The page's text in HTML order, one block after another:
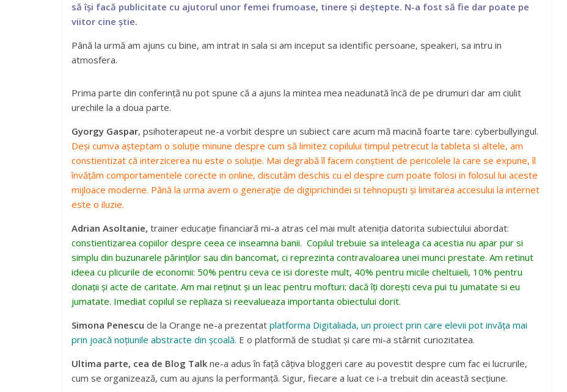
să își facă publicitate cu ajutorul unor femei frumoase, tinere și deștepte. N-a fost să fie dar poate pe
viitor cine știe.
Până la urmă am ajuns cu bine, am intrat in sala si am inceput sa identific persoane, speakeri, sa intru in
atmosfera.
Prima parte din conferință nu pot spune că a ajuns la mintea mea neadunată încă de pe drumuri dar am ciulit
urechile la a doua parte.
Gyorgy Gaspar, psihoterapeut ne-a vorbit despre un subiect care acum mă macină foarte tare: cyberbullyingul.
Deși cumva așteptam o soluție minune despre cum să limitez copilului timpul petrecut la tableta si altele, am
constientizat că interzicerea nu este o soluție. Mai degrabă îl facem conștient de pericolele la care se expune, îl
învățăm comportamentele corecte in online, discutăm deschis cu el despre cum poate folosi in folosul lui aceste
mijloace moderne. Până la urma avem o generație de digiprichindei si tehnopuști și limitarea accesului la internet
este o iluzie.
Adrian Asoltanie, trainer educație financiară mi-a atras cel mai mult ateniția datorita subiectului abordat:
constientizarea copiilor despre ceea ce inseamna banii. Copilul trebuie sa inteleaga ca acestia nu apar pur si
simplu din buzunarele părinților sau din bancomat, ci reprezinta contravaloarea unei munci prestate. Am retinut
ideea cu plicurile de economii: 50% pentru ceva ce isi doreste mult, 40% pentru micile cheltuieli, 10% pentru
donații și acte de caritate. Am mai reținut și un leac pentru mofturi: dacă îți dorești ceva pui tu jumatate si eu
jumatate. Imediat copilul se repliaza si reevalueaza importanta obiectului dorit.
Simona Penescu de la Orange ne-a prezentat platforma Digitaliada, un proiect prin care elevii pot invăța mai
prin joacă noțiunile abstracte din școală. E o platformă de studiat și care mi-a stârnit curiozitatea.
Ultima parte, cea de Blog Talk ne-a adus în față câțiva bloggeri care au povestit despre cum fac ei lucrurile,
cum se organizează, cum au ajuns la performanță. Sigur, fiecare a luat ce i-a trebuit din această secțiune.